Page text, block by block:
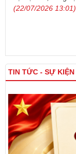
(22/07/2026 13:01)
TIN TỨC - SỰ KIỆN